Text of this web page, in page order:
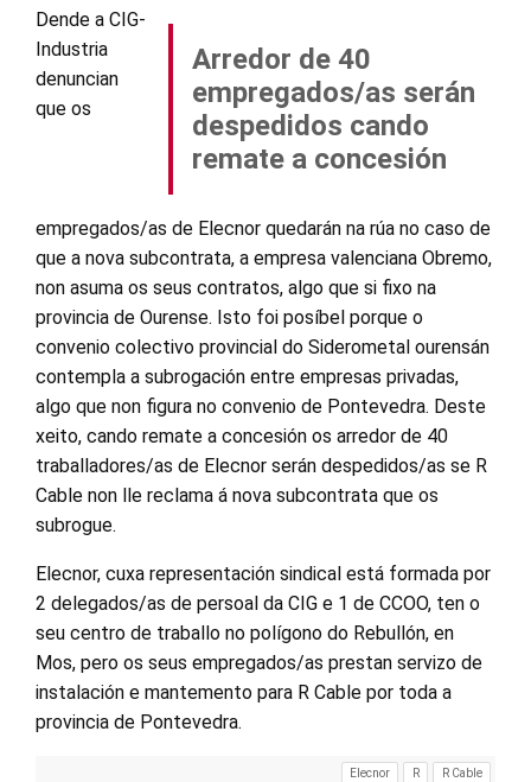
Arredor de 40
empregados/as serán
despedidos cando
remate a concesión
Dende a CIG-
Industria
denuncian
que os
empregados/as de Elecnor quedarán na rúa no caso de
que a nova subcontrata, a empresa valenciana Obremo,
non asuma os seus contratos, algo que si fixo na
provincia de Ourense. Isto foi posíbel porque o
convenio colectivo provincial do Siderometal ourensán
contempla a subrogación entre empresas privadas,
algo que non figura no convenio de Pontevedra. Deste
xeito, cando remate a concesión os arredor de 40
traballadores/as de Elecnor serán despedidos/as se R
Cable non lle reclama á nova subcontrata que os
subrogue.
Elecnor, cuxa representación sindical está formada por
2 delegados/as de persoal da CIG e 1 de CCOO, ten o
seu centro de traballo no polígono do Rebullón, en
Mos, pero os seus empregados/as prestan servizo de
instalación e mantemento para R Cable por toda a
provincia de Pontevedra.
Elecnor R R Cable